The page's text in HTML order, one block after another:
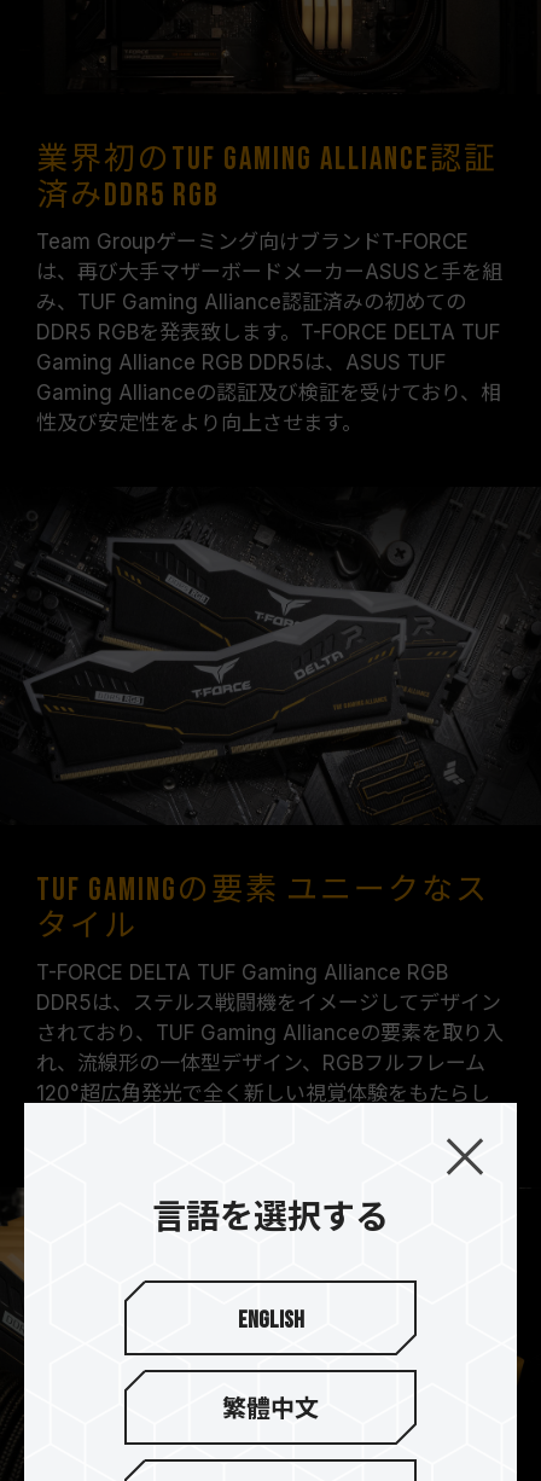
オーバークロック（XMP 3.0 / EXPOを有効化）
はJEDEC標準に準拠しておらず、システムの安
定性に影響を及ぼす可能性があります。オーバー
メモリモジュールに表示されている周波数は「最
大対応周波数」であり、システムによって最大周
ご使用のマザーボードおよびプロセッサが、対応
するオーバークロック技術（XMP 3.0 / EXPO）
をサポートしているかをご確認ください。対応し
ていない場合、メモリは指定のオーバークロック
周波数に達しない可能性があります。
TEAMGROUPのメモリモジュールは標準電圧範
囲内でテストされています。マザーボードやプロ
業界初のTUF Gaming Alliance認証
済みDDR5 RGB
Team Groupゲーミング向けブランドT-FORCE
は、再び大手マザーボードメーカーASUSと手を組
み、TUF Gaming Alliance認証済みの初めての
DDR5 RGBを発表致します。T-FORCE DELTA TUF
Gaming Alliance RGB DDR5は、ASUS TUF
Gaming Allianceの認証及び検証を受けており、相
性及び安定性をより向上させます。
TUF Gamingの要素 ユニークなス
タイル
T-FORCE DELTA TUF Gaming Alliance RGB
DDR5は、ステルス戦闘機をイメージしてデザイン
されており、TUF Gaming Allianceの要素を取り入
れ、流線形の一体型デザイン、RGBフルフレーム
120°超広角発光で全く新しい視覚体験をもたらし
言語を選択する
English
繁體中文